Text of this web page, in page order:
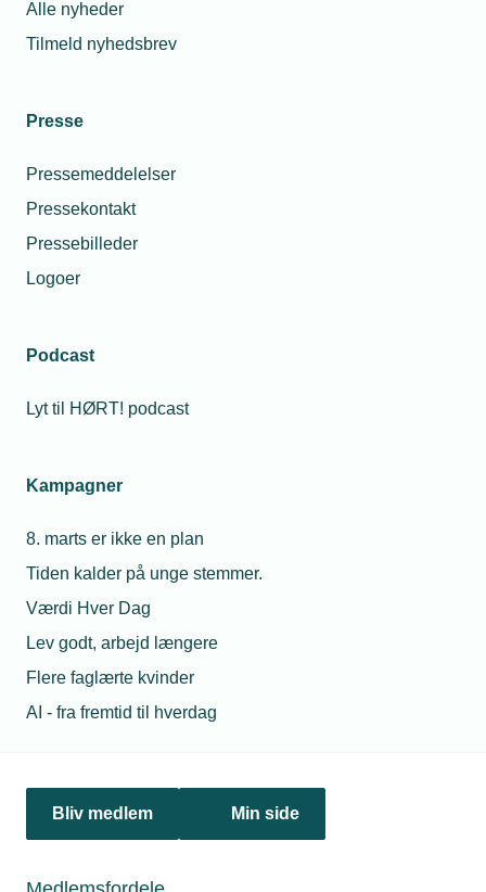
Alle nyheder
Tilmeld nyhedsbrev
Presse
Pressemeddelelser
Pressekontakt
Pressebilleder
Logoer
Podcast
Lyt til HØRT! podcast
Kampagner
8. marts er ikke en plan
Tiden kalder på unge stemmer.
Værdi Hver Dag
Lev godt, arbejd længere
Flere faglærte kvinder
AI - fra fremtid til hverdag
Bliv medlem Min side
Politik & analyse
jura@tekniq.dk
tekniq@tekniq.dk